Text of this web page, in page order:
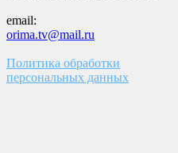
email:
orima.tv@mail.ru
Политика обработки
персональных данных